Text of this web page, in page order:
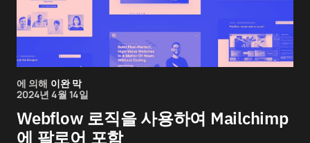
에 의해 이완 막
2024년 4월 14일
Webflow 로직을 사용하여 Mailchimp
에 팔로어 포함